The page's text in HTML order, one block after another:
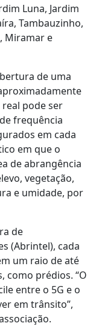
Luna, Jardim
Tambauzinho,
Miramar e
de uma
pode ser
frequência
em cada
em que o
de abrangência
vegetação,
e umidade, por
de
(Abrintel), cada
um raio de até
como prédios. “O
entre o 5G e o
em trânsito”,